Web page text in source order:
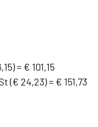
= € 101,15
24,23) = € 151,73